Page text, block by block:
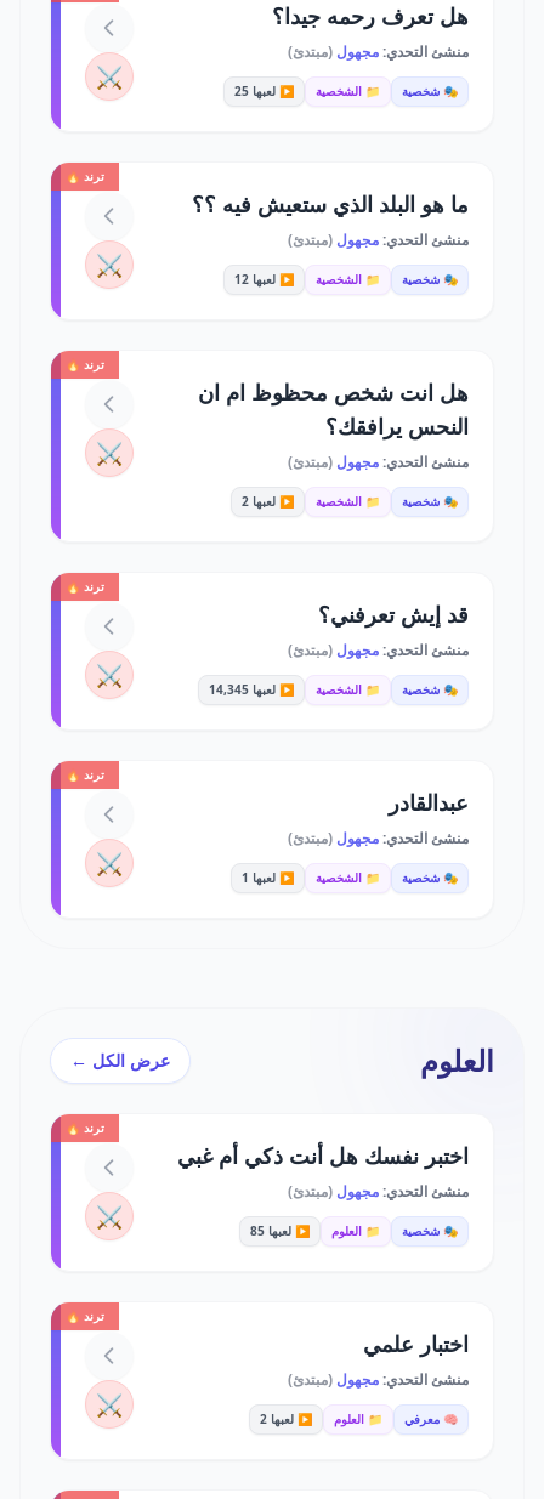
هل تعرف رحمه جيدا؟
منشئ التحدي:مجهول (مبتدئ)
🎭 شخصية 📁 الشخصية ▶️ لعبها 25 ⚔️
ترند 🔥
ما هو البلد الذي ستعيش فيه ؟؟
منشئ التحدي:مجهول (مبتدئ)
🎭 شخصية 📁 الشخصية ▶️ لعبها 12 ⚔️
ترند 🔥
هل انت شخص محظوظ ام ان
النحس يرافقك؟
منشئ التحدي:مجهول (مبتدئ)
🎭 شخصية 📁 الشخصية ▶️ لعبها 2
⚔️
ترند 🔥
قد إيش تعرفني؟
منشئ التحدي:مجهول (مبتدئ)
🎭 شخصية 📁 الشخصية ▶️ لعبها 14,345 ⚔️
ترند 🔥
عبدالقادر
منشئ التحدي:مجهول (مبتدئ)
🎭 شخصية 📁 الشخصية ▶️ لعبها 1 ⚔️
العلوم عرض الكل ←
ترند 🔥
اختبر نفسك هل أنت ذكي أم غبي
منشئ التحدي:مجهول (مبتدئ)
🎭 شخصية 📁 العلوم ▶️ لعبها 85 ⚔️
ترند 🔥
اختبار علمي
منشئ التحدي:مجهول (مبتدئ)
🧠 معرفي 📁 العلوم ▶️ لعبها 2 ⚔️